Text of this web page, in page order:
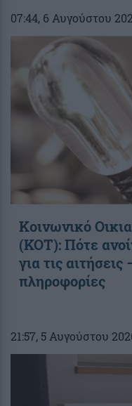
07:44, 6 Αυγούστου
Κοινωνικό
(ΚΟΤ): Πότε
για τις
πληροφορίες
21:57, 5 Αυγούστου